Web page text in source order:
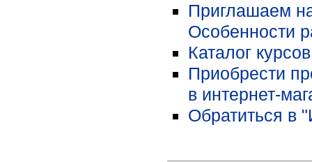
Приглашаем
Особенности
Каталог
Приобрести
в интернет-
Обратиться в